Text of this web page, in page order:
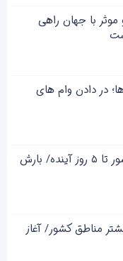
با جهان راهی
در دادن وام های
ماندگاری هوای سرد در کشور تا ۵ روز آینده/ بارش
مناطق کشور/ آغاز